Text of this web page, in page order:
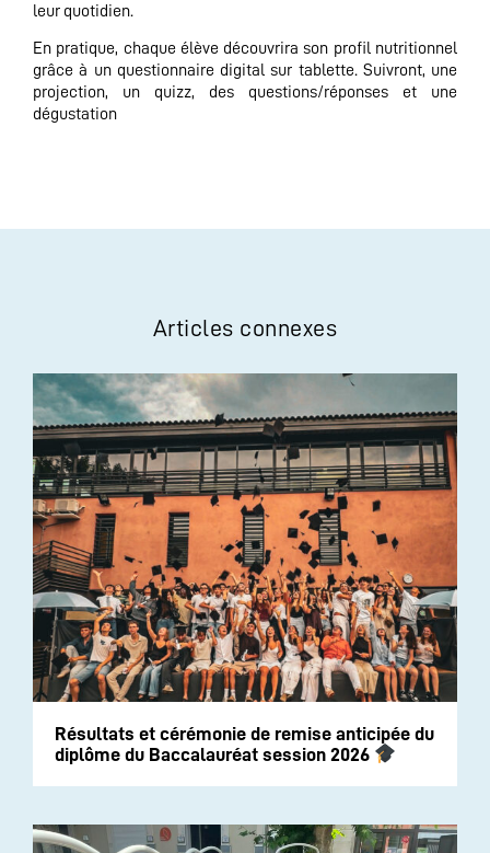
leur quotidien.
En pratique, chaque élève découvrira son profil nutritionnel
grâce à un questionnaire digital sur tablette. Suivront, une
projection, un quizz, des questions/réponses et une
dégustation
Articles connexes
Résultats et cérémonie de remise anticipée du
diplôme du Baccalauréat session 2026